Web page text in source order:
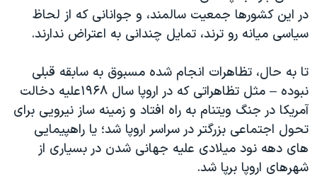
در این کشورها جمعیت سالمند، و جوانانی که از لحاظ
سیاسی میانه رو ترند، تمایل چندانی به اعتراض ندارند.
تا به حال، تظاهرات انجام شده مسبوق به سابقه قبلی
نبوده – مثل تظاهراتی که در اروپا سال ۱۹۶۸علیه دخالت
آمریکا در جنگ ویتنام به راه افتاد و زمینه ساز نیرویی برای
تحول اجتماعی بزرگتر در سراسر اروپا شد؛ یا راهپیمایی
های دهه نود میلادی علیه جهانی شدن در بسیاری از
شهرهای اروپا برپا شد.